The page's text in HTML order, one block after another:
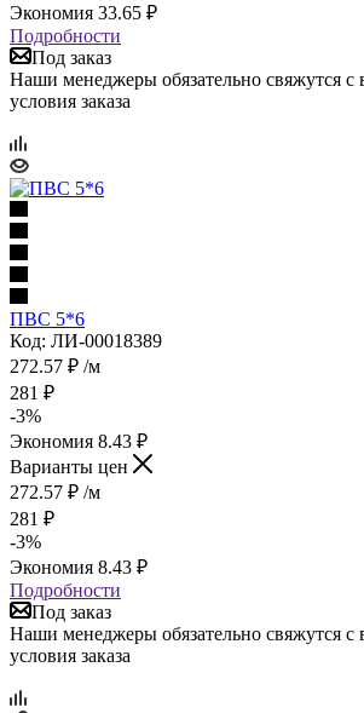
Экономия 33.65 ₽
Подробности
Под заказ
Наши менеджеры обязательно свяжутся с
условия заказа
ПВС 5*6
Код: ЛИ-00018389
272.57 ₽ /м
281 ₽
-3%
Экономия 8.43 ₽
Варианты цен
272.57 ₽ /м
281 ₽
-3%
Экономия 8.43 ₽
Подробности
Под заказ
Наши менеджеры обязательно свяжутся с
условия заказа